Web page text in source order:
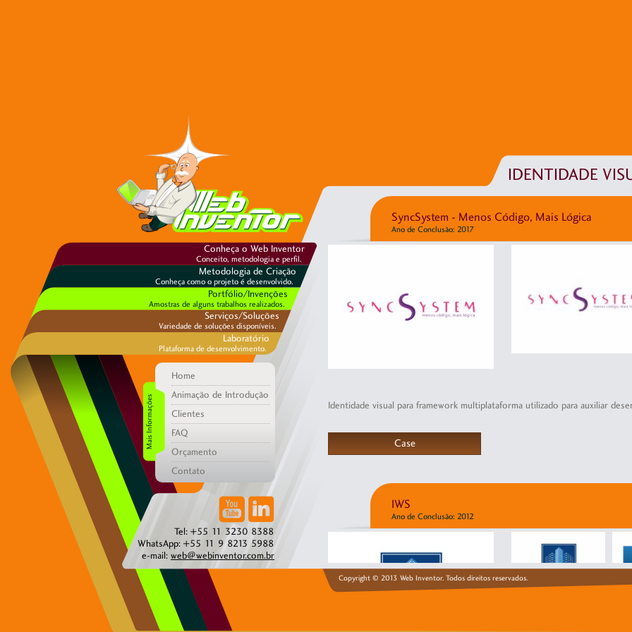
Conheça o Web Inventor
Conceito, metodologia e perfil.
Metodologia de Criação
Conheça como o projeto é desenvolvido.
Portfólio/Invenções
Amostras de alguns trabalhos realizados.
Serviços/Soluções
Variedade de soluções disponíveis.
Laboratório
Plataforma de desenvolvimento.
Mais Informações
Home
Animação de Introdução
Clientes
FAQ
Orçamento
Contato
Tel: +55 11 3230 8388
WhatsApp: +55 11 9 8213 5988
e-mail: web@webinventor.com.br
IDENTIDADE
SyncSystem - Menos Código, Mais Lógica
Ano de Conclusão: 2017
Identidade visual para framework multiplataforma utilizado para auxiliar
Case
IWS
Ano de Conclusão: 2012
Copyright © 2013 Web Inventor. Todos direitos reservados.